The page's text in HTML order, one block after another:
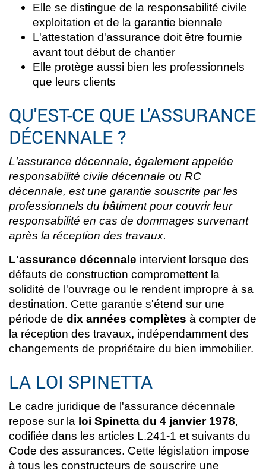
Elle se distingue de la responsabilité civile
exploitation et de la garantie biennale
L'attestation d'assurance doit être fournie
avant tout début de chantier
Elle protège aussi bien les professionnels
que leurs clients
QU'EST-CE QUE L'ASSURANCE
DÉCENNALE ?
L'assurance décennale, également appelée
responsabilité civile décennale ou RC
décennale, est une garantie souscrite par les
professionnels du bâtiment pour couvrir leur
responsabilité en cas de dommages survenant
après la réception des travaux.
L'assurance décennale intervient lorsque des
défauts de construction compromettent la
solidité de l'ouvrage ou le rendent impropre à sa
destination. Cette garantie s'étend sur une
période de dix années complètes à compter de
la réception des travaux, indépendamment des
changements de propriétaire du bien immobilier.
LA LOI SPINETTA
Le cadre juridique de l'assurance décennale
repose sur la loi Spinetta du 4 janvier 1978,
codifiée dans les articles L.241-1 et suivants du
Code des assurances. Cette législation impose
à tous les constructeurs de souscrire une